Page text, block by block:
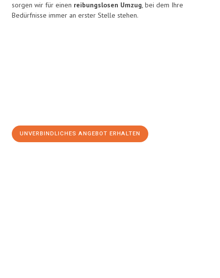
sorgen wir für einen reibungslosen Umzug, bei dem Ihre
Bedürfnisse immer an erster Stelle stehen.
UNVERBINDLICHES ANGEBOT ERHALTEN